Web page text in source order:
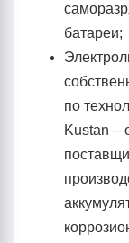
батареи;
по
Kustan –